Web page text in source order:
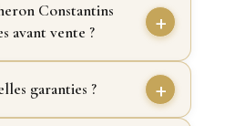
Constantins
avant vente ?
garanties ?